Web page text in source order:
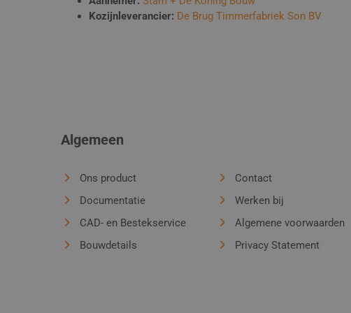
Kozijnleverancier: De Brug Timmerfabriek Son BV
Algemeen
Ons product
Documentatie
CAD- en Bestekservice
Bouwdetails
Contact
Werken bij
Algemene voorwaarden
Privacy Statement